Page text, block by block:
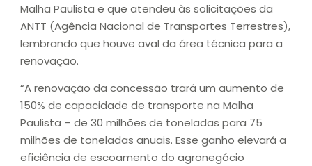
Malha Paulista e que atendeu às solicitações da
ANTT (Agência Nacional de Transportes Terrestres),
lembrando que houve aval da área técnica para a
renovação.
“A renovação da concessão trará um aumento de
150% de capacidade de transporte na Malha
Paulista – de 30 milhões de toneladas para 75
milhões de toneladas anuais. Esse ganho elevará a
eficiência de escoamento do agronegócio